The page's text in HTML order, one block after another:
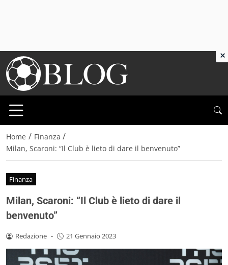
Home / Finanza /
Milan, Scaroni: “Il Club è lieto di dare il benvenuto”
Finanza
Milan, Scaroni: “Il Club è lieto di dare il
benvenuto”
Redazione - 21 Gennaio 2023
×